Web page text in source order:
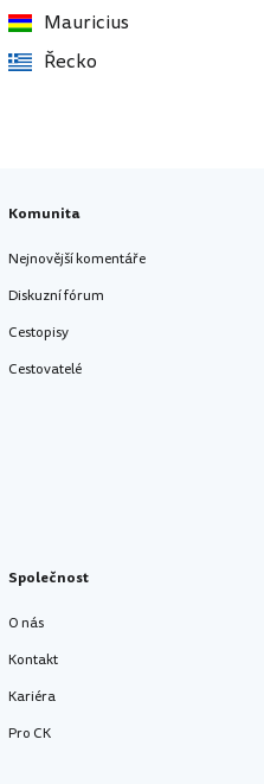
Mauricius
Řecko
Komunita
Nejnovější komentáře
Diskuzní fórum
Cestopisy
Cestovatelé
Společnost
O nás
Kontakt
Kariéra
Pro CK